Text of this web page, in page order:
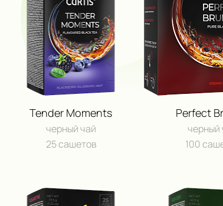
Tender Moments
черный чай
25 сашетов
Perfect
черный
100